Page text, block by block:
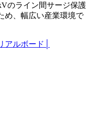
のライン間サージ保護
め、幅広い産業環境で
アルボード